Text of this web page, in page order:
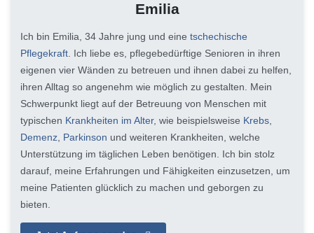
Emilia
Ich bin Emilia, 34 Jahre jung und eine tschechische
Pflegekraft . Ich liebe es, pflegebedürftige Senioren in ihren
eigenen vier Wänden zu betreuen und ihnen dabei zu helfen,
ihren Alltag so angenehm wie möglich zu gestalten. Mein
Schwerpunkt liegt auf der Betreuung von Menschen mit
typischen Krankheiten im Alter, wie beispielsweise Krebs
Demenz Parkinson und weiteren Krankheiten, welche
Unterstützung im täglichen Leben benötigen. Ich bin stolz
darauf, meine Erfahrungen und Fähigkeiten einzusetzen, um
meine Patienten glücklich zu machen und geborgen zu
bieten.